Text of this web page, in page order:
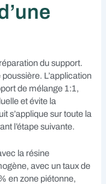
du support.
L’application
de mélange 1:1,
et évite la
s’applique sur toute la
l’étape suivante.
la résine
avec un taux de
en zone piétonne,